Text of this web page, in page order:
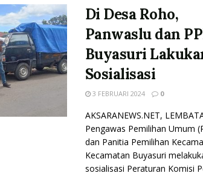
Di Desa Roho,
Panwaslu dan
Buyasuri
Sosialisasi
3 FEBRUARI 2024 0
AKSARANEWS.NET,
Pengawas Pemilihan Umum
dan Panitia Pemilihan
Kecamatan Buyasuri
sosialisasi Peraturan Komisi